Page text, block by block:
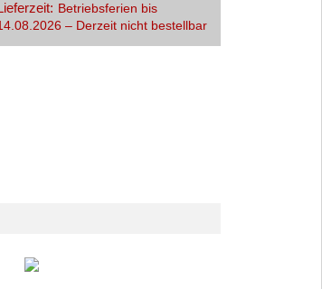
Lieferzeit: Betriebsferien bis
– Derzeit nicht bestellbar